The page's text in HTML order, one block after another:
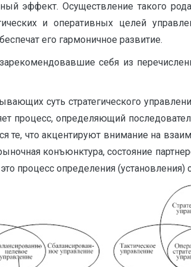
эффект. Осуществление такого
и оперативных целей
его гармоничное развитие.
себя из
суть стратегического
процесс, определяющий
те, что акцентируют внимание на
конъюнктура, состояние
процесс определения